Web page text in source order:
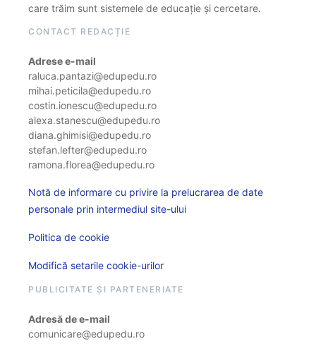
care trăim sunt sistemele de educație și cercetare.
CONTACT REDACȚIE
Adrese e-mail
raluca.pantazi@edupedu.ro
mihai.peticila@edupedu.ro
costin.ionescu@edupedu.ro
alexa.stanescu@edupedu.ro
diana.ghimisi@edupedu.ro
stefan.lefter@edupedu.ro
ramona.florea@edupedu.ro
Notă de informare cu privire la prelucrarea de date
personale prin intermediul site-ului
Politica de cookie
Modifică setarile cookie-urilor
PUBLICITATE ȘI PARTENERIATE
Adresă de e-mail
comunicare@edupedu.ro